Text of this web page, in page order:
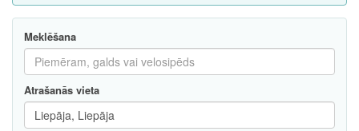
Meklēšana
Atrašanās vieta